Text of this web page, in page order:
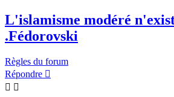
L'islamisme modéré
.Fédorovski
Règles du forum
Répondre